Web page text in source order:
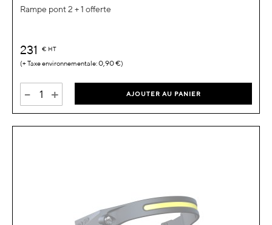
Rampe pont 2 + 1 offerte
231 € HT
0,90 €
- + AJOUTER AU PANIER